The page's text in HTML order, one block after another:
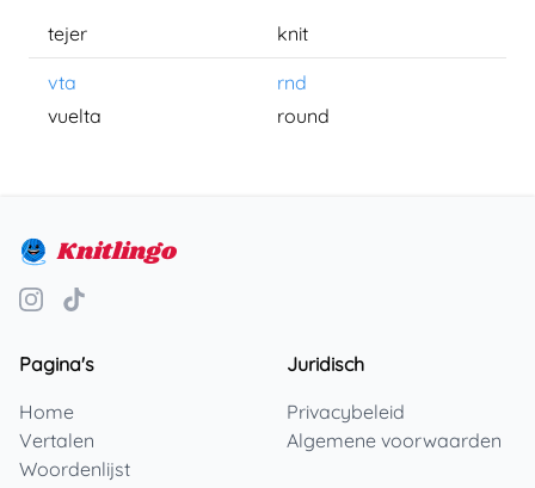
tejer knit
vta
rnd
vuelta
round
Knitlingo
Pagina's
Home
Vertalen
Woordenlijst
Juridisch
Privacybeleid
Algemene voorwaarden